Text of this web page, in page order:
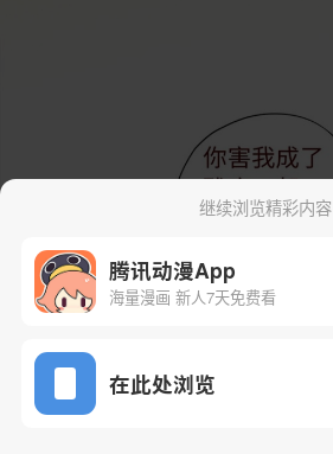
继续浏览精彩内容
腾讯动漫App
海量漫画 新人7天免费看
在此处浏览